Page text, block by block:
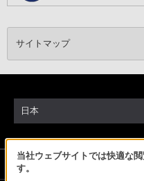
サイトマップ
当社ウェブサイトでは快適な
す。
日本
ソニーストアでのお買い物